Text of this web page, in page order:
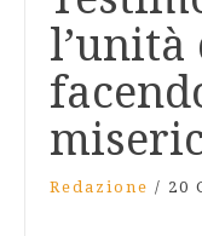
Redazione / 20